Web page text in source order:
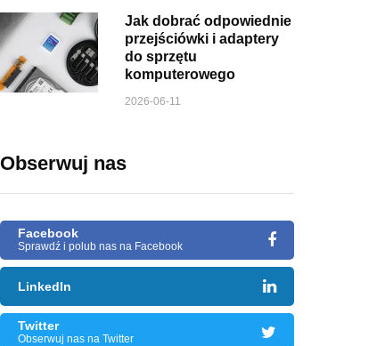
Jak dobrać odpowiednie
przejściówki i adaptery
do sprzętu
komputerowego
2026-06-11
Obserwuj nas
Facebook
Sprawdź i polub nas na Facebook
LinkedIn
Twitter
Obserwuj nas na Twitter